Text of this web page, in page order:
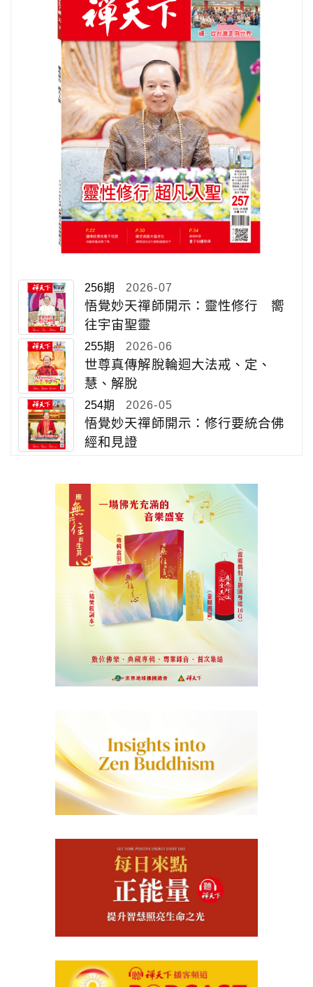
256期 2026-07
悟覺妙天禪師開示：靈性修行 嚮
往宇宙聖靈
255期 2026-06
世尊真傳解脫輪迴大法戒、定、
慧、解脫
254期 2026-05
悟覺妙天禪師開示：修行要統合佛
經和見證